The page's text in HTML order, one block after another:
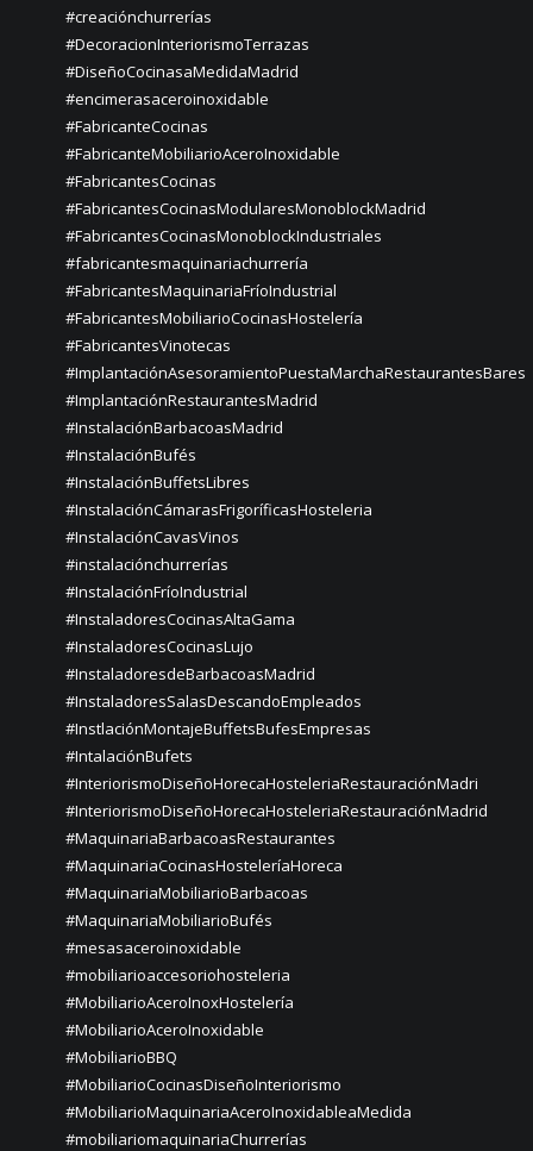
#creaciónchurrerías
#DecoracionInteriorismoTerrazas
#DiseñoCocinasaMedidaMadrid
#encimerasaceroinoxidable
#FabricanteCocinas
#FabricanteMobiliarioAceroInoxidable
#FabricantesCocinas
#FabricantesCocinasModularesMonoblockMadrid
#FabricantesCocinasMonoblockIndustriales
#fabricantesmaquinariachurrería
#FabricantesMaquinariaFríoIndustrial
#FabricantesMobiliarioCocinasHostelería
#FabricantesVinotecas
#ImplantaciónAsesoramientoPuestaMarchaRestaurantesBares
#ImplantaciónRestaurantesMadrid
#InstalaciónBarbacoasMadrid
#InstalaciónBufés
#InstalaciónBuffetsLibres
#InstalaciónCámarasFrigoríficasHosteleria
#InstalaciónCavasVinos
#instalaciónchurrerías
#InstalaciónFríoIndustrial
#InstaladoresCocinasAltaGama
#InstaladoresCocinasLujo
#InstaladoresdeBarbacoasMadrid
#InstaladoresSalasDescandoEmpleados
#InstlaciónMontajeBuffetsBufesEmpresas
#IntalaciónBufets
#InteriorismoDiseñoHorecaHosteleriaRestauraciónMadri
#InteriorismoDiseñoHorecaHosteleriaRestauraciónMadrid
#MaquinariaBarbacoasRestaurantes
#MaquinariaCocinasHosteleríaHoreca
#MaquinariaMobiliarioBarbacoas
#MaquinariaMobiliarioBufés
#mesasaceroinoxidable
#mobiliarioaccesoriohosteleria
#MobiliarioAceroInoxHostelería
#MobiliarioAceroInoxidable
#MobiliarioBBQ
#MobiliarioCocinasDiseñoInteriorismo
#MobiliarioMaquinariaAceroInoxidableaMedida
#mobiliariomaquinariaChurrerías